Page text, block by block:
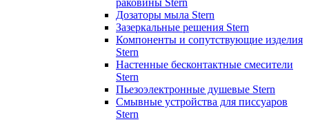
раковины Stern
Дозаторы мыла Stern
Зазеркальные решения Stern
Компоненты и сопутствующие изделия
Stern
Настенные бесконтактные смесители
Stern
Пьезоэлектронные душевые Stern
Смывные устройства для писсуаров
Stern